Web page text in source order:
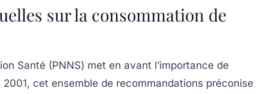
sur la consommation de
Santé (PNNS) met en avant l’importance de
cet ensemble de recommandations préconise